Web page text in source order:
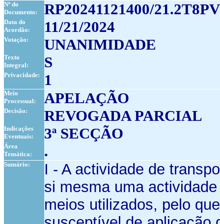
Nº do
Documento:
RP20241121400/
Data do
Acordão:
11/21/2024
Votação: UNANIMIDADE
Texto
Integral:
S
Privacidade: 1
Meio
Processual:
APELAÇÃO
Decisão: REVOGADA PARCIAL
Indicações
Eventuais:
3ª SECÇÃO
Área
Temática:
.
Sumário:
I - A actividade de
si mesma uma
meios utilizados, pelo